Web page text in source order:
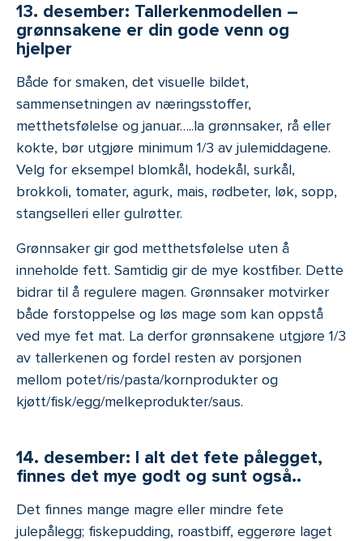
13. desember: Tallerkenmodellen –
grønnsakene er din gode venn og
hjelper
Både for smaken, det visuelle bildet,
sammensetningen av næringsstoffer,
metthetsfølelse og januar…..la grønnsaker, rå eller
kokte, bør utgjøre minimum 1/3 av julemiddagene.
Velg for eksempel blomkål, hodekål, surkål,
brokkoli, tomater, agurk, mais, rødbeter, løk, sopp,
stangselleri eller gulrøtter.
Grønnsaker gir god metthetsfølelse uten å
inneholde fett. Samtidig gir de mye kostfiber. Dette
bidrar til å regulere magen. Grønnsaker motvirker
både forstoppelse og løs mage som kan oppstå
ved mye fet mat. La derfor grønnsakene utgjøre 1/3
av tallerkenen og fordel resten av porsjonen
mellom potet/ris/pasta/kornprodukter og
kjøtt/fisk/egg/melkeprodukter/saus.
14. desember: I alt det fete pålegget,
finnes det mye godt og sunt også..
Det finnes mange magre eller mindre fete
julepålegg; fiskepudding, roastbiff, eggerøre laget